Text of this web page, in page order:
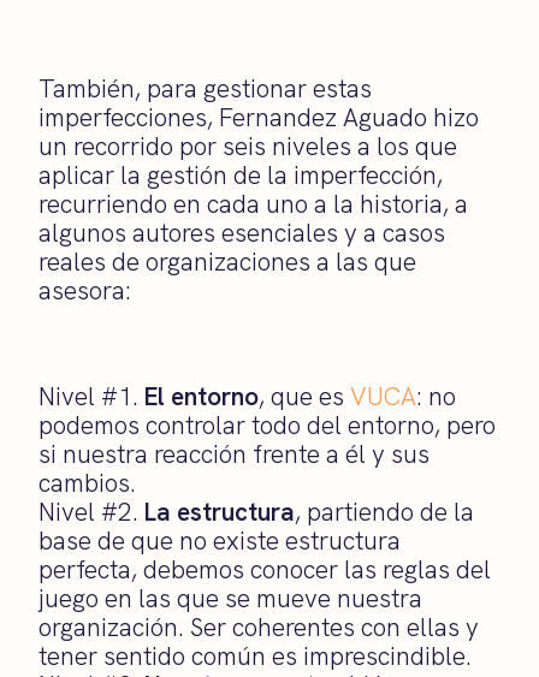
También, para gestionar estas
imperfecciones, Fernandez Aguado hizo
un recorrido por seis niveles a los que
aplicar la gestión de la imperfección,
recurriendo en cada uno a la historia, a
algunos autores esenciales y a casos
reales de organizaciones a las que
asesora:
Nivel #1. El entorno, que es VUCA: no
podemos controlar todo del entorno, pero
si nuestra reacción frente a él y sus
cambios.
Nivel #2. La estructura, partiendo de la
base de que no existe estructura
perfecta, debemos conocer las reglas del
juego en las que se mueve nuestra
organización. Ser coherentes con ellas y
tener sentido común es imprescindible.